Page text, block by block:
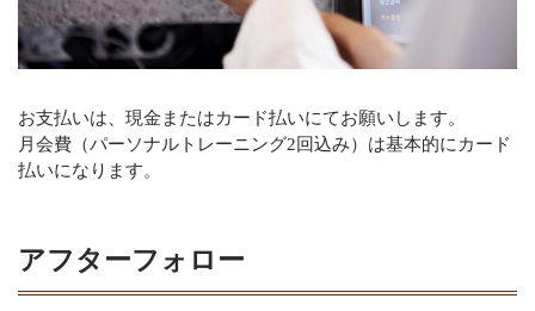
お支払いは、現金またはカード払いにてお願いします。
月会費（パーソナルトレーニング2回込み）は基本的にカード
払いになります。
アフターフォロー